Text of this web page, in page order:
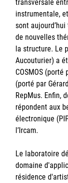
Ministère de
Rester
Offres
transversale
instrumentale,
sont
de nouvelles
la structure. Le
Aucouturier) a
COSMOS (porté
(porté par
RepMus. Enfin,
répondent aux
électronique
l’Ircam.
Le laboratoire
domaine
résidence